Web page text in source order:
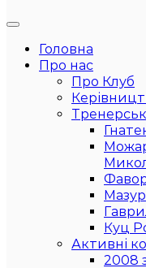
Головна
Про нас
Про Клуб
Куц
Активні
2008